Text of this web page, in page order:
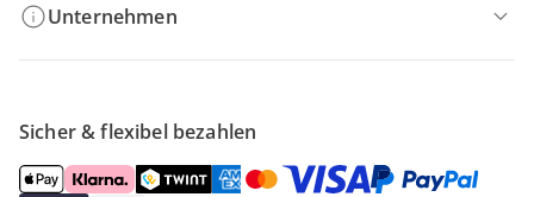
Unternehmen
Sicher & flexibel bezahlen